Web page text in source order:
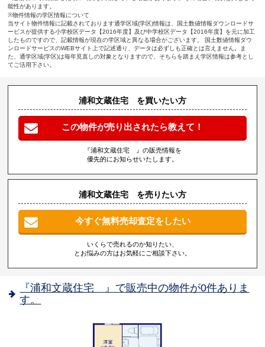
能性があります。
※物件情報の学区情報について
当サイト物件情報に記載されております通学区域(学区)情報は、国土数値情報ダウンロードサ
ービスが提供する小学校区データ【2016年度】及び中学校区データ【2016年度】を元に加工
したものですので、記載情報が現在の学区域と異なる場合がございます。 国土数値情報ダウ
ンロードサービスのWEBサイト上で記述通り、データは必ずしも正確とは言えません。ま
た、通学区域(学区)は毎年見直しの対象となりますので、そちらを踏まえ学区情報は参考とし
てご活用下さい。
浦和文蔵住宅 を買いたい方
この物件が売り出されたら教えて！
『浦和文蔵住宅 』の販売情報を
優先的にお知らせいたします。
浦和文蔵住宅 を売りたい方
今すぐ無料売却査定をしたい
いくらで売れるのか知りたい、
とお悩みの方はお気軽にご相談下さい。
『浦和文蔵住宅 』で販売中の物件が0件ありま
す。